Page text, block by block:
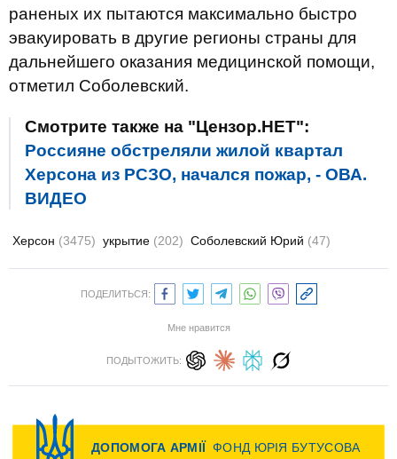
раненых их пытаются максимально быстро
эвакуировать в другие регионы страны для
дальнейшего оказания медицинской помощи,
отметил Соболевский.
Смотрите также на "Цензор.НЕТ":
Россияне обстреляли жилой квартал
Херсона из РСЗО, начался пожар, - ОВА.
ВИДЕО
Херсон (3475) укрытие (202) Соболевский Юрий (47)
ПОДЕЛИТЬСЯ:
Мне нравится
ПОДЫТОЖИТЬ: